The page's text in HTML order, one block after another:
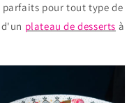
pour tout type de
plateau de desserts à